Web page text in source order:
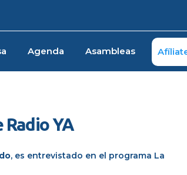
Agenda Asambleas
YA
, es entrevistado en el programa La